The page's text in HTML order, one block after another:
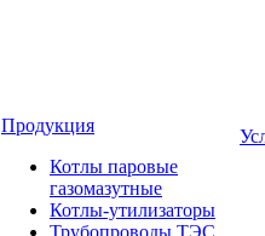
Продукция
Котлы паровые
газомазутные
Котлы-утилизаторы
Трубопроводы ТЭС